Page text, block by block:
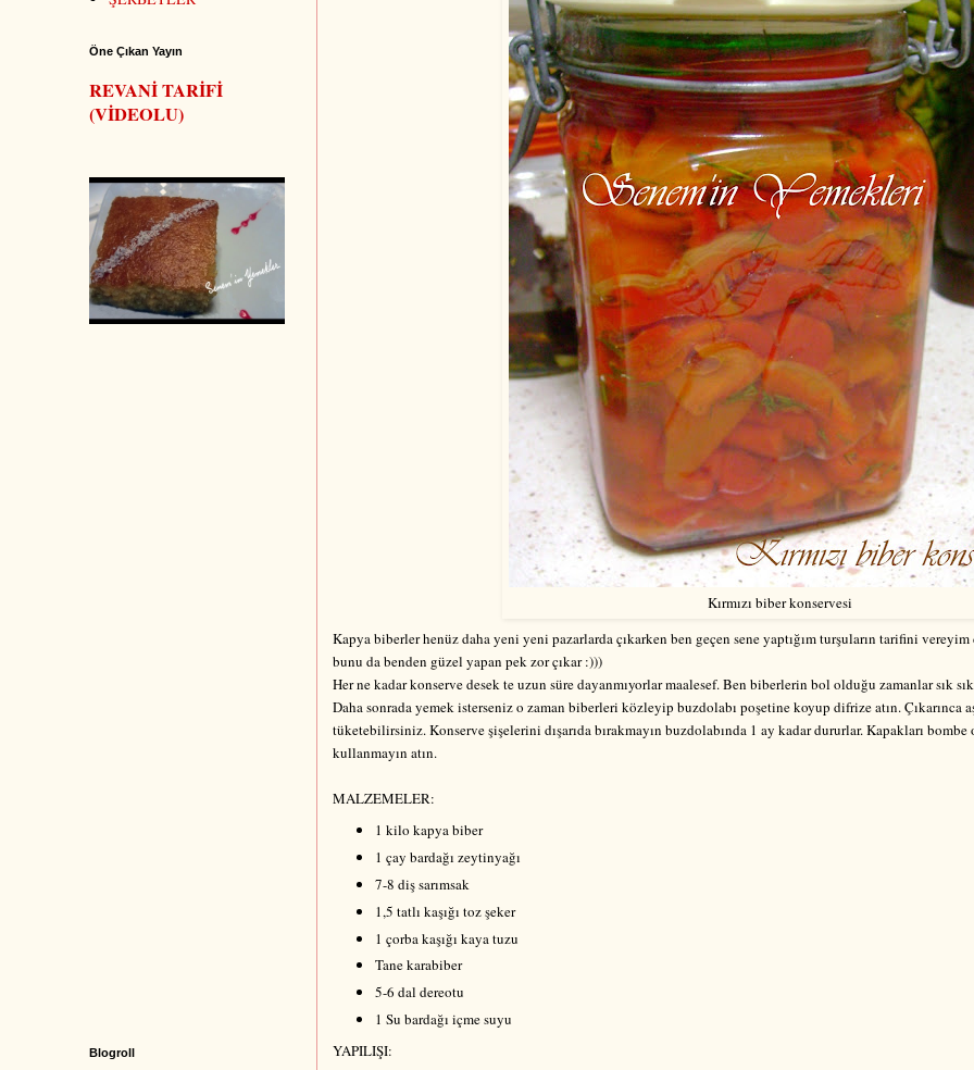
Kırmızı biber konservesi
Kapya biberler henüz daha yeni yeni pazarlarda çıkarken ben geçen sene yaptığım turşuların tarifini
bunu da benden güzel yapan pek zor çıkar :)))
Her ne kadar konserve desek te uzun süre dayanmıyorlar maalesef. Ben biberlerin bol olduğu zamanlar sık
Daha sonrada yemek isterseniz o zaman biberleri közleyip buzdolabı poşetine koyup difrize atın. Çıkarınca
tüketebilirsiniz. Konserve şişelerini dışarıda bırakmayın buzdolabında 1 ay kadar dururlar. Kapakları
kullanmayın atın.
MALZEMELER:
1 kilo kapya biber
1 çay bardağı zeytinyağı
7-8 diş sarımsak
1,5 tatlı kaşığı toz şeker
1 çorba kaşığı kaya tuzu
Tane karabiber
5-6 dal dereotu
1 Su bardağı içme suyu
YAPILIŞI:
Öne Çıkan Yayın
REVANİ TARİFİ
(VİDEOLU)
Blogroll